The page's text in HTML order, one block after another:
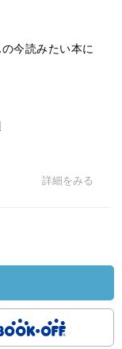
今読みたい本に
詳細をみる